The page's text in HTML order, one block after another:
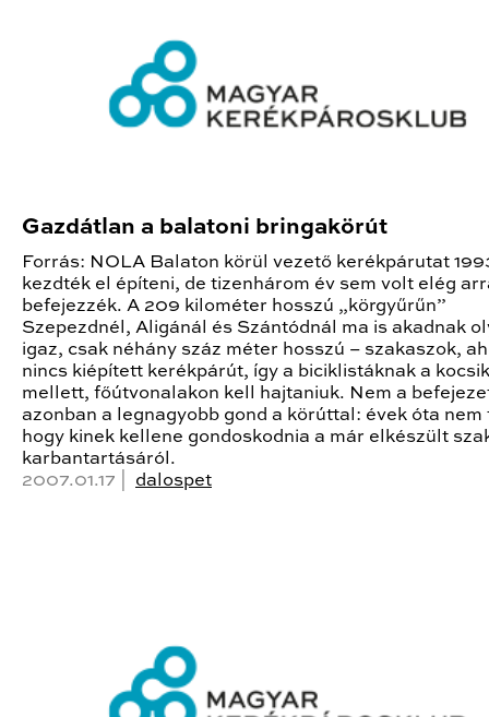
Gazdátlan a balatoni bringakörút
Forrás: NOLA Balaton körül vezető kerékpárutat
kezdték el építeni, de tizenhárom év sem volt elég
befejezzék. A 209 kilométer hosszú „körgyűrűn”
Szepezdnél, Aligánál és Szántódnál ma is akadnak
igaz, csak néhány száz méter hosszú – szakaszok,
nincs kiépített kerékpárút, így a biciklistáknak a kocsik
mellett, főútvonalakon kell hajtaniuk. Nem a
azonban a legnagyobb gond a körúttal: évek óta nem
hogy kinek kellene gondoskodnia a már elkészült
karbantartásáról.
2007.01.17 | dalospet